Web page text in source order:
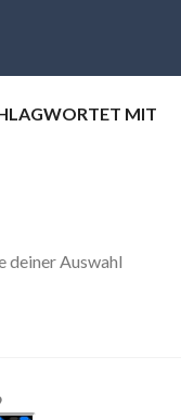
MIT
deiner Auswahl